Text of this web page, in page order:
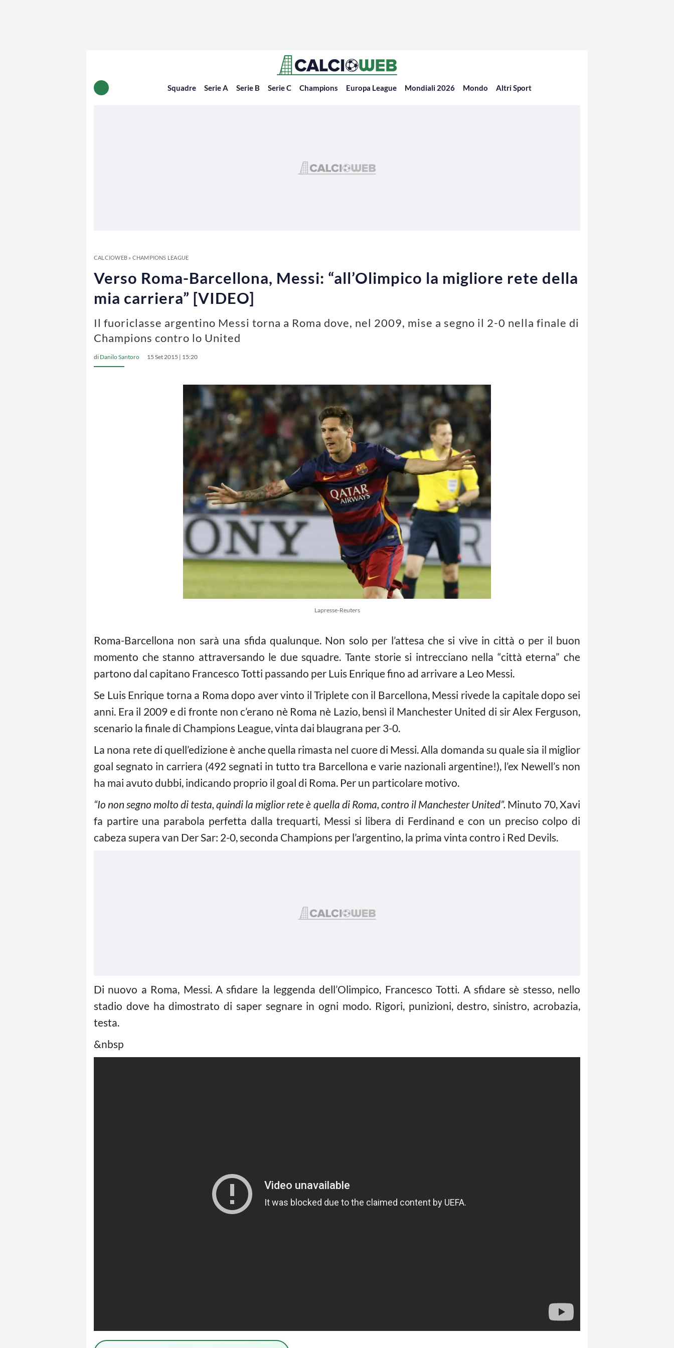
Squadre Serie A Serie B Serie C Champions Europa League Mondiali 2026 Mondo Altri Sport
CALCIOWEB» CHAMPIONS LEAGUE
Verso Roma-Barcellona, Messi: “all’Olimpico la migliore rete della
mia carriera” [VIDEO]
Il fuoriclasse argentino Messi torna a Roma dove, nel 2009, mise a segno il 2-0 nella finale di
Champions contro lo United
di Danilo Santoro 15 Set 2015 | 15:20
Lapresse-Reuters
Roma-Barcellona non sarà una sfida qualunque. Non solo per l’attesa che si vive in città o per il buon
momento che stanno attraversando le due squadre. Tante storie si intrecciano nella “città eterna” che
partono dal capitano Francesco Totti passando per Luis Enrique fino ad arrivare a Leo Messi.
Se Luis Enrique torna a Roma dopo aver vinto il Triplete con il Barcellona, Messi rivede la capitale dopo sei
anni. Era il 2009 e di fronte non c’erano nè Roma nè Lazio, bensì il Manchester United di sir Alex Ferguson,
scenario la finale di Champions League, vinta dai blaugrana per 3-0.
La nona rete di quell’edizione è anche quella rimasta nel cuore di Messi. Alla domanda su quale sia il miglior
goal segnato in carriera (492 segnati in tutto tra Barcellona e varie nazionali argentine!), l’ex Newell’s non
ha mai avuto dubbi, indicando proprio il goal di Roma. Per un particolare motivo.
“Io non segno molto di testa, quindi la miglior rete è quella di Roma, contro il Manchester United”. Minuto 70, Xavi
fa partire una parabola perfetta dalla trequarti, Messi si libera di Ferdinand e con un preciso colpo di
cabeza supera van Der Sar: 2-0, seconda Champions per l’argentino, la prima vinta contro i Red Devils.
Di nuovo a Roma, Messi. A sfidare la leggenda dell’Olimpico, Francesco Totti. A sfidare sè stesso, nello
stadio dove ha dimostrato di saper segnare in ogni modo. Rigori, punizioni, destro, sinistro, acrobazia,
testa.
&nbsp